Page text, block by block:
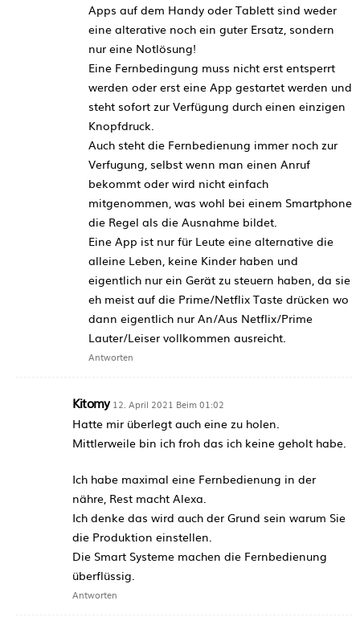
Apps auf dem Handy oder Tablett sind weder
eine alterative noch ein guter Ersatz, sondern
nur eine Notlösung!
Eine Fernbedingung muss nicht erst entsperrt
werden oder erst eine App gestartet werden und
steht sofort zur Verfügung durch einen einzigen
Knopfdruck.
Auch steht die Fernbedienung immer noch zur
Verfugung, selbst wenn man einen Anruf
bekommt oder wird nicht einfach
mitgenommen, was wohl bei einem Smartphone
die Regel als die Ausnahme bildet.
Eine App ist nur für Leute eine alternative die
alleine Leben, keine Kinder haben und
eigentlich nur ein Gerät zu steuern haben, da sie
eh meist auf die Prime/Netflix Taste drücken wo
dann eigentlich nur An/Aus Netflix/Prime
Lauter/Leiser vollkommen ausreicht.
Antworten
Kitomy 12. April 2021 Beim 01:02
Hatte mir überlegt auch eine zu holen.
Mittlerweile bin ich froh das ich keine geholt habe.
Ich habe maximal eine Fernbedienung in der
nähre, Rest macht Alexa.
Ich denke das wird auch der Grund sein warum Sie
die Produktion einstellen.
Die Smart Systeme machen die Fernbedienung
überflüssig.
Antworten